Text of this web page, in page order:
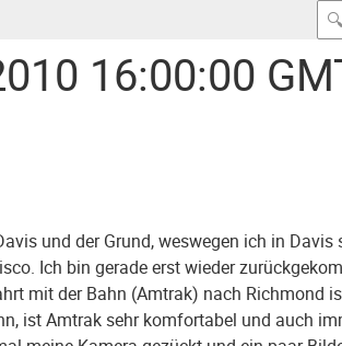
16:00:00
und der Grund, weswegen ich in
Ich bin gerade erst wieder
mit der Bahn (Amtrak) nach Richmond
ist Amtrak sehr komfortabel und auch